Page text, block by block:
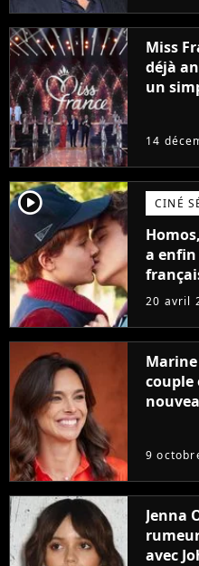
Miss
déjà
un
14
player2 CINÉ
a
sans
20 avril
couple
9
Jenna
avec